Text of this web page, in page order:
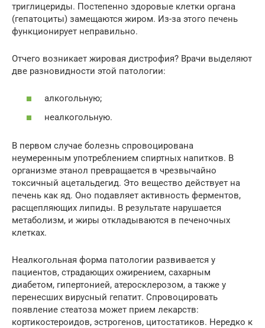
триглицериды. Постепенно здоровые клетки органа
(гепатоциты) замещаются жиром. Из-за этого печень
функционирует неправильно.
Отчего возникает жировая дистрофия? Врачи выделяют
две разновидности этой патологии:
алкогольную;
неалкогольную.
В первом случае болезнь спровоцирована
неумеренным употреблением спиртных напитков. В
организме этанол превращается в чрезвычайно
токсичный ацетальдегид. Это вещество действует на
печень как яд. Оно подавляет активность ферментов,
расщепляющих липиды. В результате нарушается
метаболизм, и жиры откладываются в печеночных
клетках.
Неалкогольная форма патологии развивается у
пациентов, страдающих ожирением, сахарным
диабетом, гипертонией, атеросклерозом, а также у
перенесших вирусный гепатит. Спровоцировать
появление стеатоза может прием лекарств:
кортикостероидов, эстрогенов, цитостатиков. Нередко к